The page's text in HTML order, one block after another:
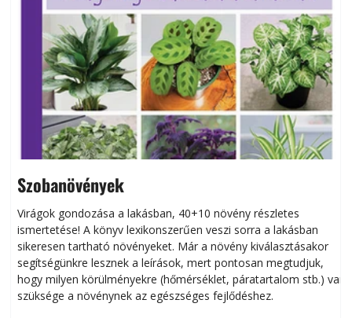
Szobanövények
Virágok gondozása a lakásban, 40+10 növény részletes
ismertetése! A könyv lexikonszerűen veszi sorra a lakásban
sikeresen tart­ha­tó növényeket. Már a növény kiválasztásakor
segítségünkre lesznek a leírások, mert pontosan megtudjuk,
hogy milyen körülményekre (hőmérséklet, páratartalom stb.) van
szüksége a növénynek az egészséges fejlődéshez.